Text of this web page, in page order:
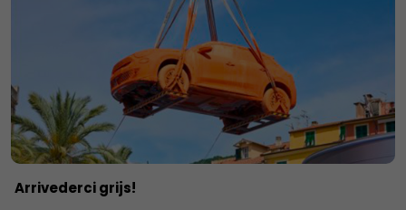
Arrivederci grijs!